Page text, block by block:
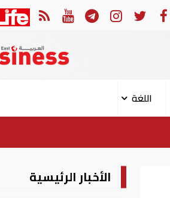
الإيراني على ناقلة "أدنوك" في مضيق هرمز
اللغة
الأخبار الرئيسية